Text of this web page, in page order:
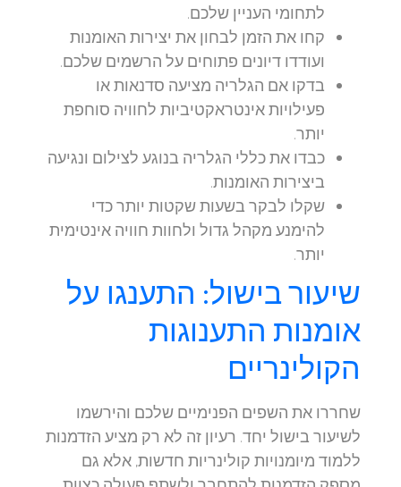
לתחומי העניין שלכם.
קחו את הזמן לבחון את יצירות האומנות
ועודדו דיונים פתוחים על הרשמים שלכם.
בדקו אם הגלריה מציעה סדנאות או
פעילויות אינטראקטיביות לחוויה סוחפת
יותר.
כבדו את כללי הגלריה בנוגע לצילום ונגיעה
ביצירות האומנות.
שקלו לבקר בשעות שקטות יותר כדי
להימנע מקהל גדול ולחוות חוויה אינטימית
יותר.
שיעור בישול: התענגו על
אומנות התענוגות
הקולינריים
שחררו את השפים הפנימיים שלכם והירשמו
לשיעור בישול יחד. רעיון זה לא רק מציע הזדמנות
ללמוד מיומנויות קולינריות חדשות, אלא גם